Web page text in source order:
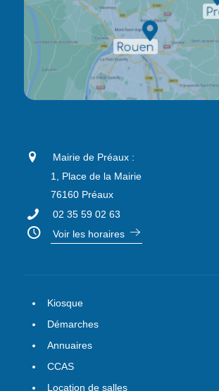
Mairie de Préaux :
1, Place de la Mairie
76160 Préaux
02 35 59 02 63
Voir les horaires
Kiosque
Démarches
Annuaires
CCAS
Location de salles